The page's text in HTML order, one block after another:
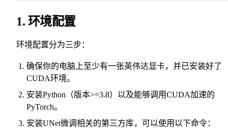
1. 环境配置
环境配置分为三步：
确保你的电脑上至少有一张英伟达显卡，并已安装好了
CUDA环境。
安装Python（版本>=3.8）以及能够调用CUDA加速的
PyTorch。
安装UNet微调相关的第三方库，可以使用以下命令：